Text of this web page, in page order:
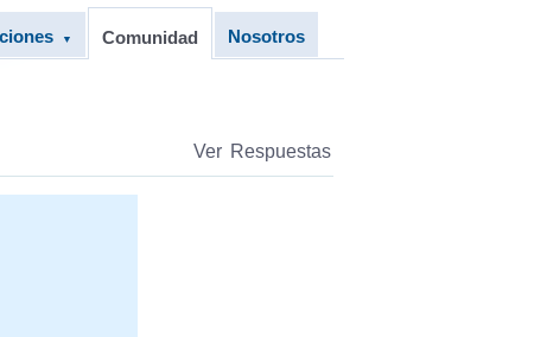
▼ Comunidad Nosotros
Ver Respuestas